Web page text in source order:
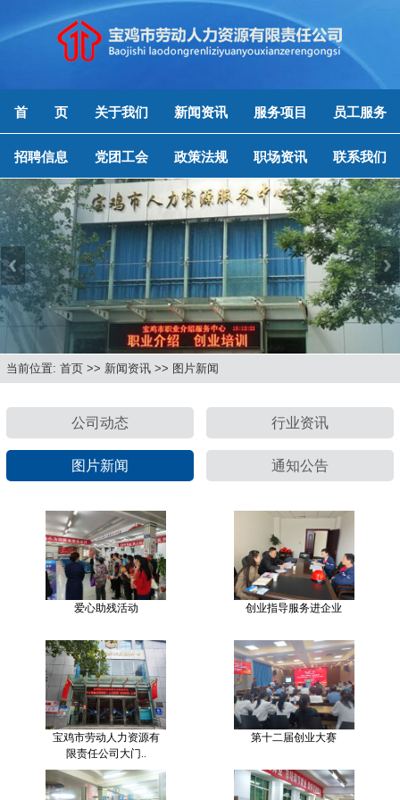
首 页 关于我们 新闻资讯 服务项目 员工服务
招聘信息 党团工会 政策法规 职场资讯 联系我们
当前位置: 首页 >> 新闻资讯 >> 图片新闻
公司动态 行业资讯
图片新闻 通知公告
爱心助残活动 创业指导服务进企业
宝鸡市劳动人力资源有
限责任公司大门..
第十二届创业大赛